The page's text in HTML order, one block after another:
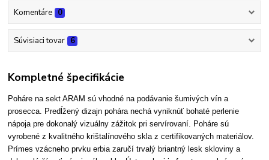
Komentáre 0
Súvisiaci tovar 6
Kompletné špecifikácie
Poháre na sekt ARAM sú vhodné na podávanie šumivých vín a
prosecca. Predĺžený dizajn pohára nechá vyniknúť bohaté perlenie
nápoja pre dokonalý vizuálny zážitok pri servírovaní. Poháre sú
vyrobené z kvalitného krištalínového skla z certifikovaných materiálov.
Prímes vzácneho prvku erbia zaručí trvalý briantný lesk skloviny a